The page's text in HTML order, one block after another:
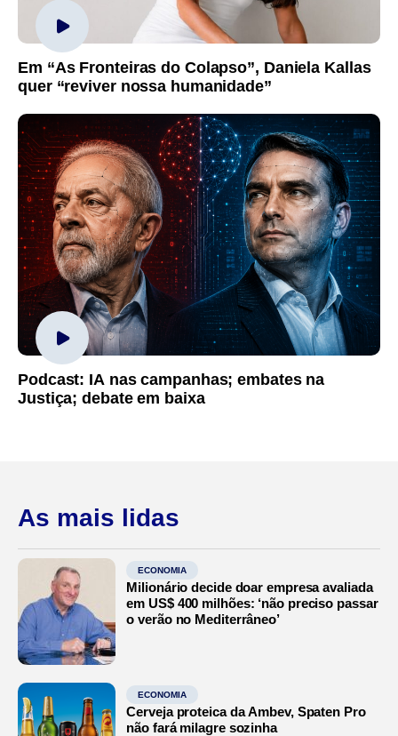
Em “As Fronteiras do Colapso”, Daniela Kallas
quer “reviver nossa humanidade”
Podcast: IA nas campanhas; embates na
Justiça; debate em baixa
As mais lidas
ECONOMIA
Milionário decide doar empresa avaliada
em US$ 400 milhões: ‘não preciso passar
o verão no Mediterrâneo’
ECONOMIA
Cerveja proteica da Ambev, Spaten Pro
não fará milagre sozinha